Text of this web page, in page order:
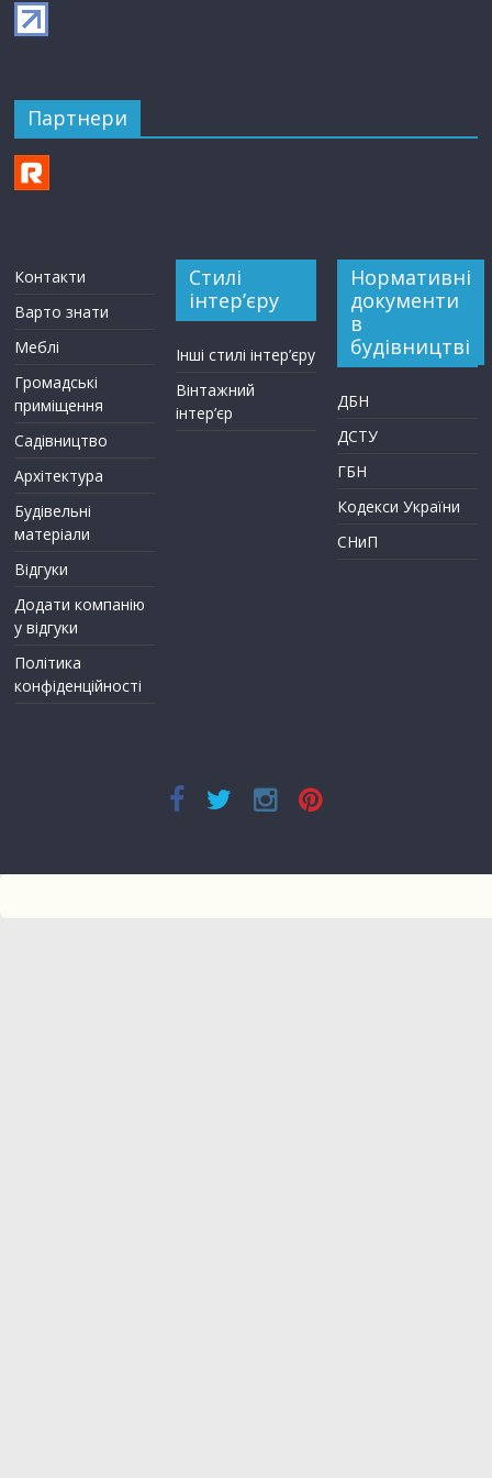
Партнери
Контакти
Варто знати
Меблі
Громадські
приміщення
Садівництво
Архітектура
Будівельні
матеріали
Відгуки
Додати компанію
у відгуки
Політика
конфіденційності
Стилі
інтер’єру
Інші стилі інтер’єру
Вінтажний
інтер’єр
Нормативні
документи
в
будівництві
ДБН
ДСТУ
ГБН
Кодекси України
СНиП